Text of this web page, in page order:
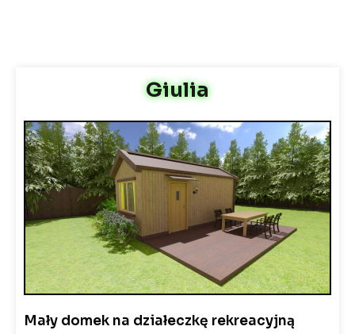
Giulia
Mały domek na działeczkę rekreacyjną